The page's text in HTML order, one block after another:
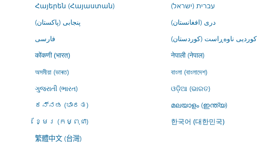
Հայերեն (Հայաստան)
עברית (ישראל)
پنجابی (پاکستان)
درى (افغانستان)
فارسى
کوردیی ناوەڕاست (کوردستان)
कोंकणी (भारत) नेपाली (नेपाल)
অসমীয়া (ভাৰত) বাংলা (বাংলাদেশ)
ગુજરાતી (ભારત)
ଓଡ଼ିଆ (ଭାରତ)
ಕನ್ನಡ (ಭಾರತ)
മലയാളം (ഇന്ത്യ)
ខ្មែរ (កម្ពុជា)
한국어 (대한민국)
繁體中文 (台灣)